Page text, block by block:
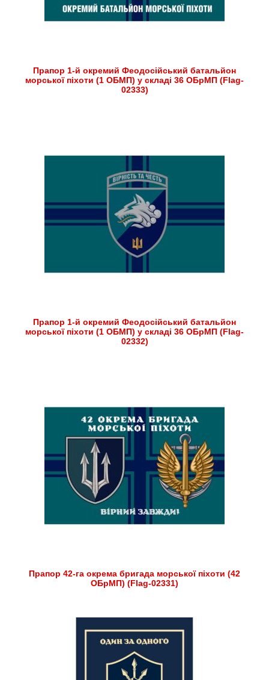
Прапор 1-й окремий Феодосійський батальйон
морської піхоти (1 ОБМП) у складі 36 ОБрМП (Flag-
02333)
Прапор 1-й окремий Феодосійський батальйон
морської піхоти (1 ОБМП) у складі 36 ОБрМП (Flag-
02332)
Прапор 42-га окрема бригада морської піхоти (42
ОБрМП) (Flag-02331)